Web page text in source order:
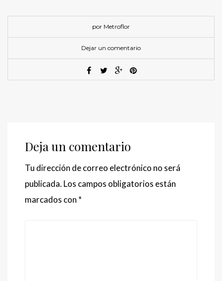
por Metroflor
Dejar un comentario
Deja un comentario
Tu dirección de correo electrónico no será
publicada. Los campos obligatorios están
marcados con *